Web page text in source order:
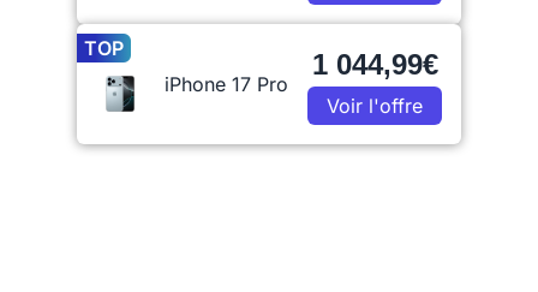
TOP
iPhone 17 Pro
1 044,99€
Voir l'offre